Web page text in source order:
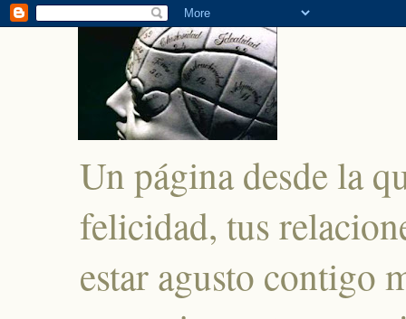
Un página desde la
felicidad, tus
estar agusto contigo